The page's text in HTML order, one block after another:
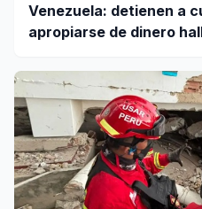
Venezuela: detienen a
apropiarse de dinero